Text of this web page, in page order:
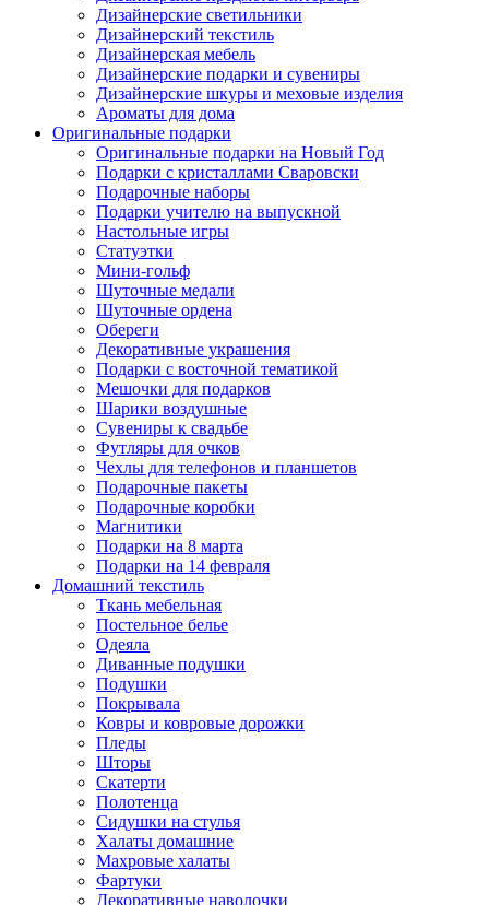
Дизайнерские светильники
Дизайнерский текстиль
Дизайнерская мебель
Дизайнерские подарки и сувениры
Дизайнерские шкуры и меховые изделия
Ароматы для дома
Оригинальные подарки
Оригинальные подарки на Новый Год
Подарки с кристаллами Сваровски
Подарочные наборы
Подарки учителю на выпускной
Настольные игры
Статуэтки
Мини-гольф
Шуточные медали
Шуточные ордена
Обереги
Декоративные украшения
Подарки с восточной тематикой
Мешочки для подарков
Шарики воздушные
Сувениры к свадьбе
Футляры для очков
Чехлы для телефонов и планшетов
Подарочные пакеты
Подарочные коробки
Магнитики
Подарки на 8 марта
Подарки на 14 февраля
Домашний текстиль
Ткань мебельная
Постельное белье
Одеяла
Диванные подушки
Подушки
Покрывала
Ковры и ковровые дорожки
Пледы
Шторы
Скатерти
Полотенца
Сидушки на стулья
Халаты домашние
Махровые халаты
Фартуки
Декоративные наволочки